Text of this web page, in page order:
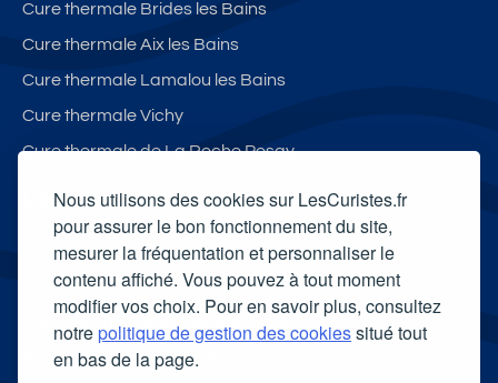
Nous utilisons des cookies sur LesCuristes.fr
pour assurer le bon fonctionnement du site,
mesurer la fréquentation et personnaliser le
contenu affiché. Vous pouvez à tout moment
modifier vos choix. Pour en savoir plus, consultez
notrepolitique de gestion des cookiessitué tout
en bas de la page.
Cure thermale Brides les Bains
Cure thermale Aix les Bains
Cure thermale Lamalou les Bains
Cure thermale Vichy
Cure thermale de La Roche Posay
La médecine thermale
Cure thermale arthrose
Cure thermale anti-stress
Eczéma et cure thermale